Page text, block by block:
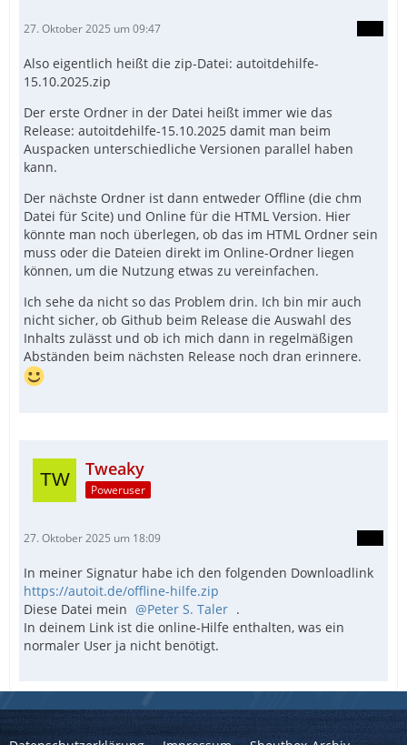
27. Oktober 2025 um 09:47
Also eigentlich heißt die zip-Datei: autoitdehilfe-
15.10.2025.zip
Der erste Ordner in der Datei heißt immer wie das
Release: autoitdehilfe-15.10.2025 damit man beim
Auspacken unterschiedliche Versionen parallel haben
kann.
Der nächste Ordner ist dann entweder Offline (die chm
Datei für Scite) und Online für die HTML Version. Hier
könnte man noch überlegen, ob das im HTML Ordner sein
muss oder die Dateien direkt im Online-Ordner liegen
können, um die Nutzung etwas zu vereinfachen.
Ich sehe da nicht so das Problem drin. Ich bin mir auch
nicht sicher, ob Github beim Release die Auswahl des
Inhalts zulässt und ob ich mich dann in regelmäßigen
Abständen beim nächsten Release noch dran erinnere.
Tweaky
Poweruser
27. Oktober 2025 um 18:09
In meiner Signatur habe ich den folgenden Downloadlink
https://autoit.de/offline-hilfe.zip
Diese Datei mein
Peter S. Taler .
In deinem Link ist die online-Hilfe enthalten, was ein
normaler User ja nicht benötigt.